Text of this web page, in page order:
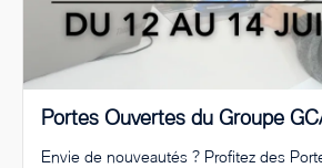
Portes Ouvertes du Groupe
Envie de nouveautés ? Profitez des